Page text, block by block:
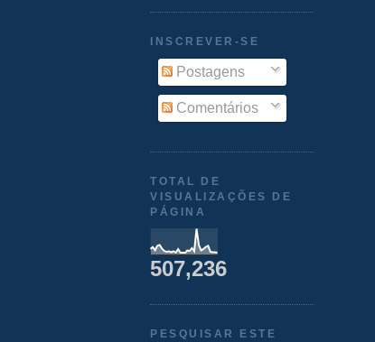
INSCREVER-SE
Postagens
Comentários
TOTAL DE
VISUALIZAÇÕES DE
PÁGINA
507,236
PESQUISAR ESTE